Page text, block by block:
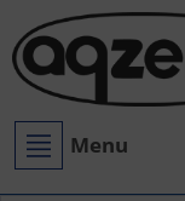
Menu